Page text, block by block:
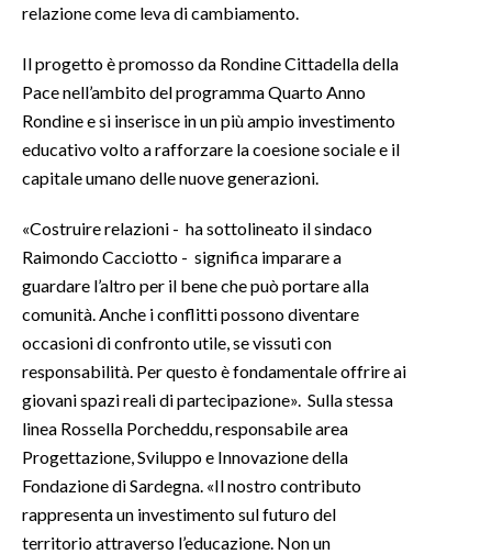
ANNUNCI
PUBBLICITÀ
SPIAGGE
STORE
relazione come leva di cambiamento.
Il progetto è promosso da Rondine Cittadella della
Pace nell’ambito del programma Quarto Anno
Rondine e si inserisce in un più ampio investimento
educativo volto a rafforzare la coesione sociale e il
capitale umano delle nuove generazioni.
«Costruire relazioni - ha sottolineato il sindaco
Raimondo Cacciotto - significa imparare a
guardare l’altro per il bene che può portare alla
comunità. Anche i conflitti possono diventare
occasioni di confronto utile, se vissuti con
responsabilità. Per questo è fondamentale offrire ai
giovani spazi reali di partecipazione». Sulla stessa
linea Rossella Porcheddu, responsabile area
Progettazione, Sviluppo e Innovazione della
Fondazione di Sardegna. «Il nostro contributo
rappresenta un investimento sul futuro del
territorio attraverso l’educazione. Non un